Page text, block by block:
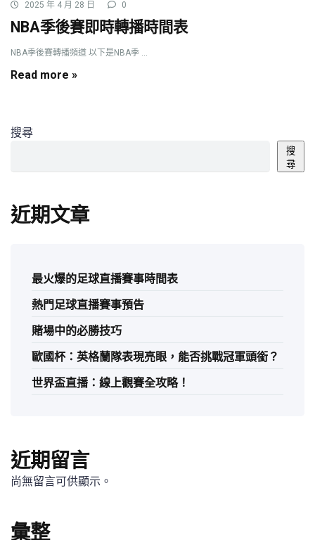
2025 年 4 月 28 日 0
NBA季後賽即時轉播時間表
NBA季後賽轉播頻道 以下是NBA季 ...
Read more »
搜尋
搜
尋
近期文章
最火爆的足球直播賽事時間表
熱門足球直播賽事預告
賭場中的必勝技巧
歐國杯：英格蘭隊表現亮眼，能否挑戰冠軍頭銜？
世界盃直播：線上觀賽全攻略！
近期留言
尚無留言可供顯示。
彙整